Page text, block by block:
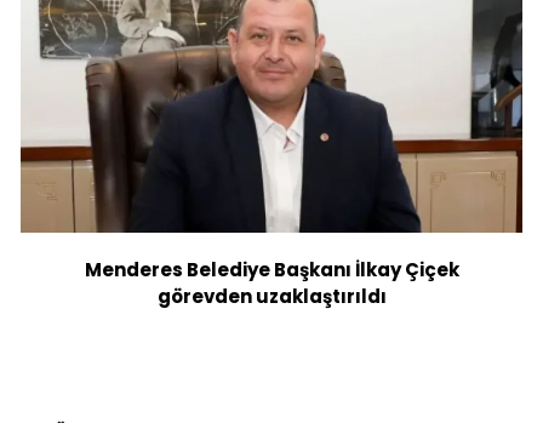
Menderes Belediye Başkanı İlkay Çiçek
görevden uzaklaştırıldı